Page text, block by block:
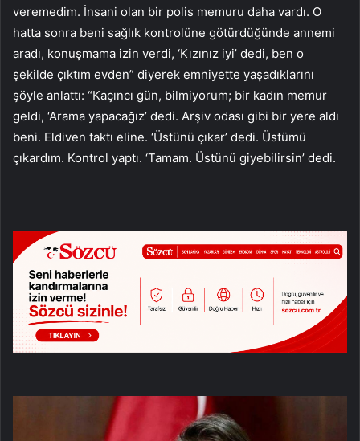
veremedim. İnsani olan bir polis memuru daha vardı. O
hatta sonra beni sağlık kontrolüne götürdüğünde annemi
aradı, konuşmama izin verdi, ‘Kızınız iyi’ dedi, ben o
şekilde çıktım evden” diyerek emniyette yaşadıklarını
şöyle anlattı: “Kaçıncı gün, bilmiyorum; bir kadın memur
geldi, ‘Arama yapacağız’ dedi. Arşiv odası gibi bir yere aldı
beni. Eldiven taktı eline. ‘Üstünü çıkar’ dedi. Üstümü
çıkardım. Kontrol yaptı. ‘Tamam. Üstünü giyebilirsin’ dedi.